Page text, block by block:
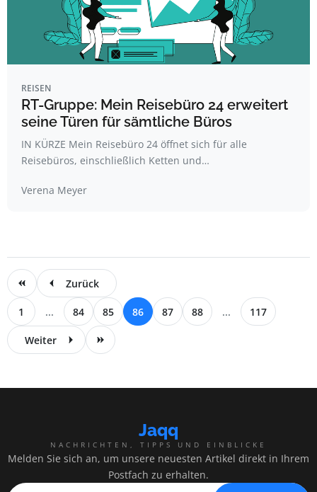
REISEN
RT-Gruppe: Mein Reisebüro 24 erweitert
seine Türen für sämtliche Büros
IN KÜRZE Mein Reisebüro 24 öffnet sich für alle
Reisebüros, einschließlich Ketten und…
Verena Meyer
Zurück
1 ... 84 85 86 87 88 ... 117
Weiter
Jaqq
NACHRICHTEN, TIPPS UND EINBLICKE
Melden Sie sich an, um unsere neuesten Artikel direkt in Ihrem
Postfach zu erhalten.